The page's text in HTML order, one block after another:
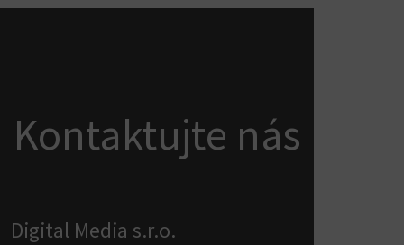
Kontaktujte nás
Digital Media s.r.o.